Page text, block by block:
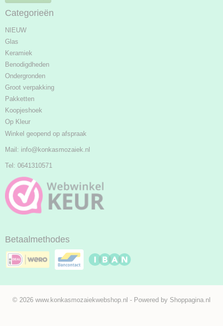
Categorieën
NIEUW
Glas
Keramiek
Benodigdheden
Ondergronden
Groot verpakking
Pakketten
Koopjeshoek
Op Kleur
Winkel geopend op afspraak
Mail: info@konkasmozaiek.nl
Tel: 0641310571
Betaalmethodes
© 2026 www.konkasmozaiekwebshop.nl - Powered by Shoppagina.nl